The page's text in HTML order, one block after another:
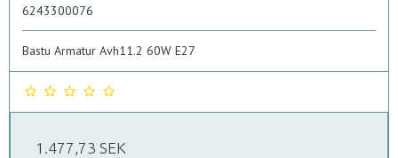
6243300076
Bastu Armatur Avh11.2 60W E27
1.477,73 SEK